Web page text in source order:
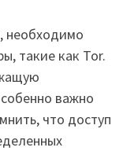
необходимо
такие как Tor.
важно
что доступ